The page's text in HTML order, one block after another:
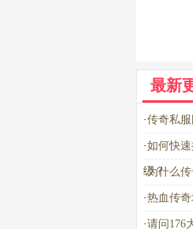
最新
·传奇私
·如何快
级？
·为什么
·热血传
·请问176